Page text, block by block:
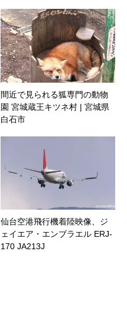
間近で見られる狐専門の動物
園 宮城蔵王キツネ村 | 宮城県
白石市
仙台空港飛行機着陸映像、ジ
ェイエア・エンブラエル ERJ-
170 JA213J